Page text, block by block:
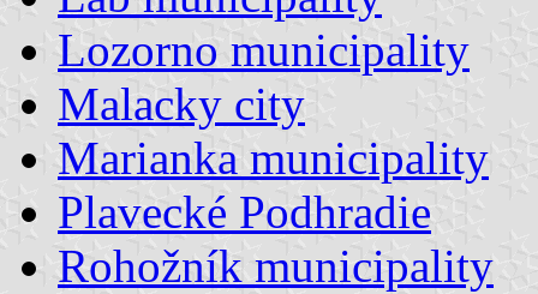
Lozorno municipality
Malacky city
Marianka municipality
Plavecké Podhradie
Rohožník municipality